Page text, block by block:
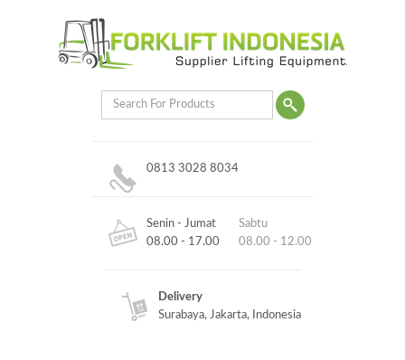
0813 3028 8034
Senin - Jumat
08.00 - 17.00
Sabtu
08.00 - 12.00
Delivery
Surabaya, Jakarta, Indonesia